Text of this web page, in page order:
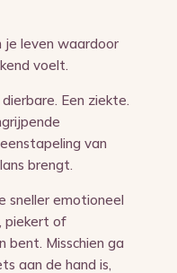
je leven waardoor
voelt.
Een ziekte.
van
brengt.
sneller emotioneel
piekert of
bent. Misschien ga
aan de hand is,